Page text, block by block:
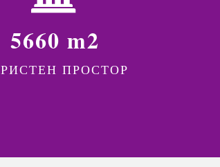
5660 m2
ПРОСТОР